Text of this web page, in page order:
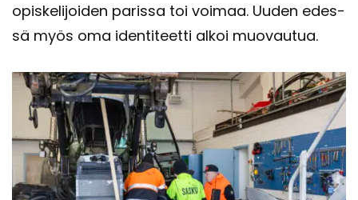
opis­ke­li­joi­den pa­ris­sa toi voi­maa. Uuden edes­
sä myös oma iden­ti­teet­ti alkoi muo­vau­tua.